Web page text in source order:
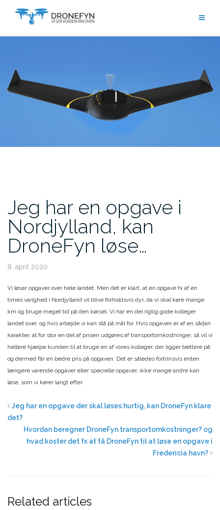
Jeg har en opgave i
Nordjylland, kan
DroneFyn løse…
8. april 2020
Vi løser opgaver over hele landet. Men det er klart, at en opgave fx af en
times varighed i Nordjylland vil blive forholdsvis dyr, da vi skal køre mange
km og bruge meget tid på den kørsel. Vi har en del rigtig gode kolleger
landet over, og hvis arbejde vi kan stå på mål for. Hvis opgaven er af en sådan
karakter, at for stor en del af prisen udgøres af transportomkostninger, så vil vi
hellere hjælpe kunden til at bruge en af vores kolleger, der ligger tættere på
og dermed får en bedre pris på opgaven. Det er således fortrinsvis enten
længere varende opgaver eller specielle opgaver, ikke mange andre kan
løse, som vi kører langt efter.
Jeg har en opgave der skal løses hurtig, kan DroneFyn klare
det?
Hvordan beregner DroneFyn transportomkostninger? og
hvad koster det fx at få DroneFyn til at løse en opgave i
Fredericia havn?
Related articles